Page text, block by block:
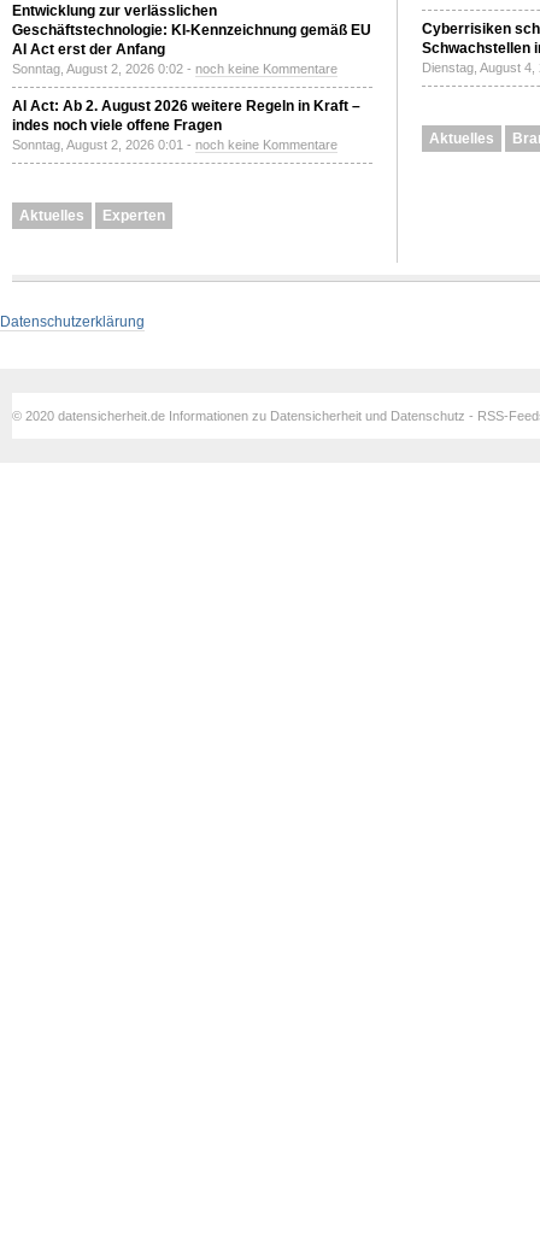
Entwicklung zur verlässlichen
Geschäftstechnologie: KI-Kennzeichnung gemäß EU
AI Act erst der Anfang
Sonntag, August 2, 2026 0:02 - noch keine Kommentare
AI Act: Ab 2. August 2026 weitere Regeln in Kraft –
indes noch viele offene Fragen
Sonntag, August 2, 2026 0:01 - noch keine Kommentare
Aktuelles Experten
Cyberrisiken
Schwachstellen
Dienstag, August
Aktuelles
Datenschutzerklärung
© 2020 datensicherheit.de Informationen zu Datensicherheit und Datenschutz - RSS-